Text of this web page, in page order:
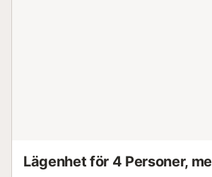
Lägenhet för 4 Personer,